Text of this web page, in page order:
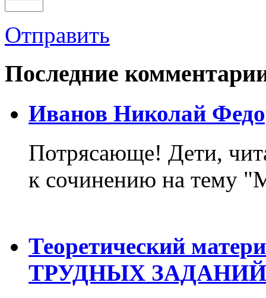
Отправить
Последние
Иванов Николай
Потрясающе! Дети,
к сочинению на тему
Теоретический
ТРУДНЫХ